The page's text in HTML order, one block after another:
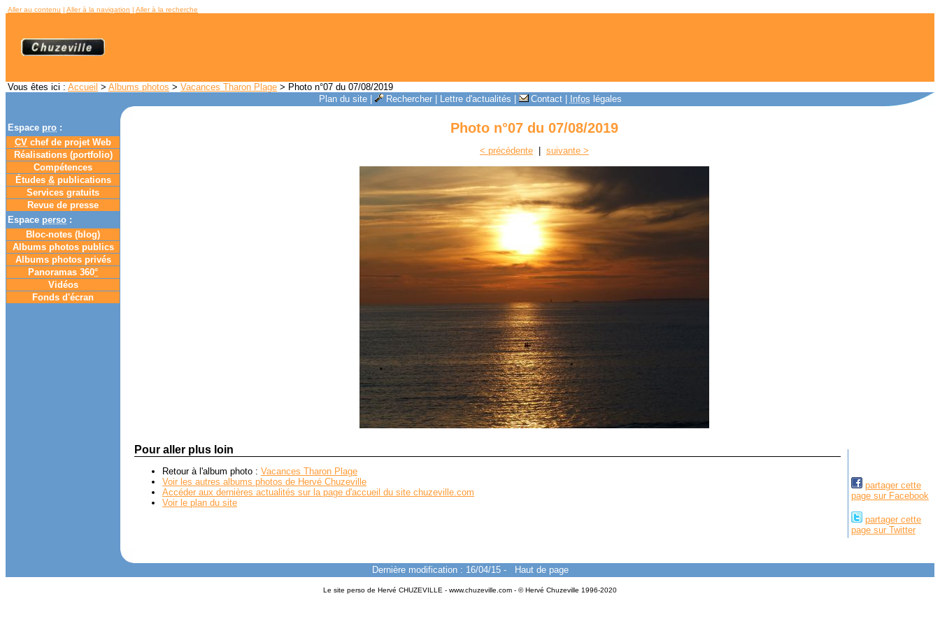
Aller au contenu | Aller à la navigation | Aller à la recherche
Vous êtes ici : Accueil > Albums photos > Vacances Tharon Plage > Photo n°07 du 07/08/2019
Plan du site| Rechercher| Lettre d'actualités Contact| Infos légales
Espace pro :
CV chef de projet Web
Réalisations (portfolio)
Compétences
Études &publications
Services gratuits
Revue de presse
Espace perso :
Bloc-notes (blog)
Albums photos publics
Albums photos privés
Panoramas 360°
Vidéos
Fonds d'écran
Photo n°07 du 07/08/2019
< précédente suivante >
partager cette
page sur Facebook
partager cette
page sur Twitter
Pour aller plus loin
Retour à l'album photo : Vacances Tharon Plage
Voir les autres albums photos de Hervé Chuzeville
Accéder aux dernières actualités sur la page d'accueil du site chuzeville.com
Voir le plan du site
Dernière modification : 16/04/15- Haut de page
Le site perso de Hervé CHUZEVILLE - www.chuzeville.com - © Hervé Chuzeville 1996-2020